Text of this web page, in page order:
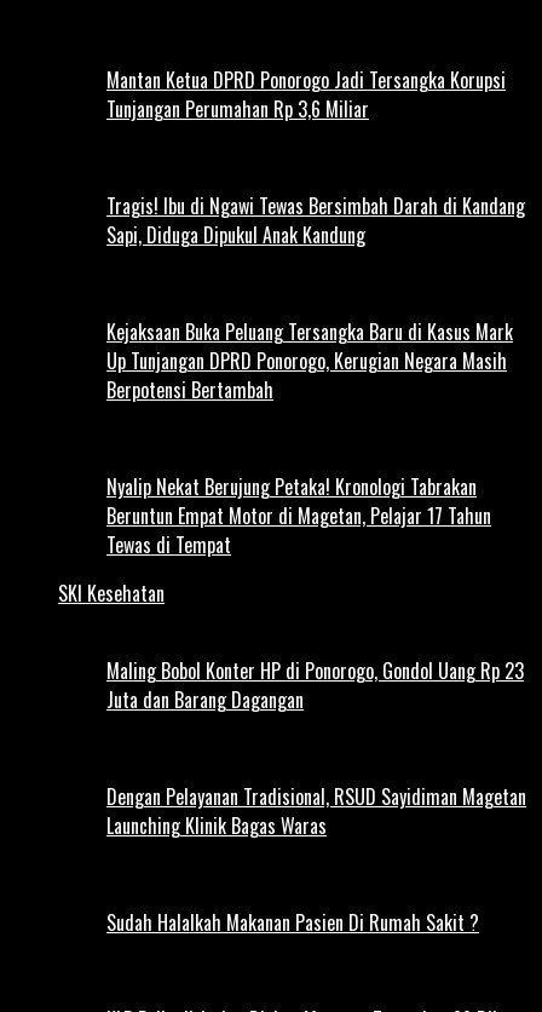
Mantan Ketua DPRD Ponorogo Jadi Tersangka Korupsi
Tunjangan Perumahan Rp 3,6 Miliar
Tragis! Ibu di Ngawi Tewas Bersimbah Darah di Kandang
Sapi, Diduga Dipukul Anak Kandung
Kejaksaan Buka Peluang Tersangka Baru di Kasus Mark
Up Tunjangan DPRD Ponorogo, Kerugian Negara Masih
Berpotensi Bertambah
Nyalip Nekat Berujung Petaka! Kronologi Tabrakan
Beruntun Empat Motor di Magetan, Pelajar 17 Tahun
Tewas di Tempat
SKI Kesehatan
Maling Bobol Konter HP di Ponorogo, Gondol Uang Rp 23
Juta dan Barang Dagangan
Dengan Pelayanan Tradisional, RSUD Sayidiman Magetan
Launching Klinik Bagas Waras
Sudah Halalkah Makanan Pasien Di Rumah Sakit ?